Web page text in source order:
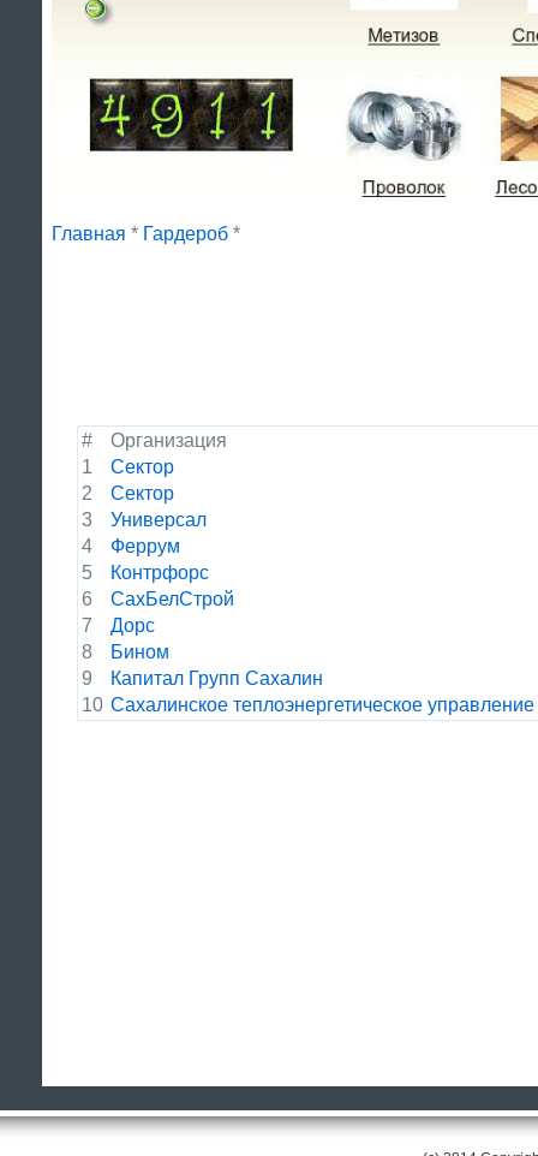
Главная * Гардероб *
#
Организация
1
Сектор
2
Сектор
3
Универсал
4
Феррум
5
Контрфорс
6
СахБелСтрой
7
Дорс
8
Бином
9
Капитал Групп Сахалин
10 Сахалинское теплоэнергетическое